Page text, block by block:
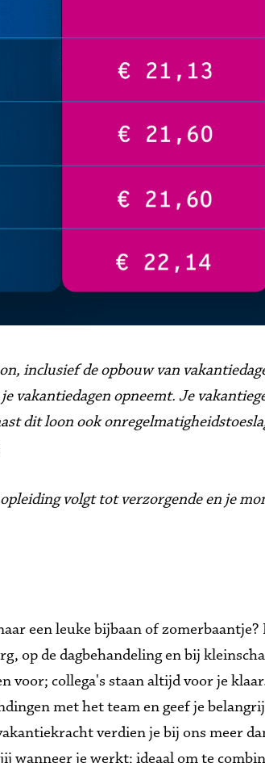
inclusief de opbouw van
vakantiedagen opneemt. Je
dit loon ook
volgt tot verzorgende en je
een leuke bijbaan of zomerbaantje?
op de dagbehandeling en bij
voor; collega's staan altijd voor je
met het team en geef je
verdien je bij ons meer
wanneer je werkt; ideaal om te